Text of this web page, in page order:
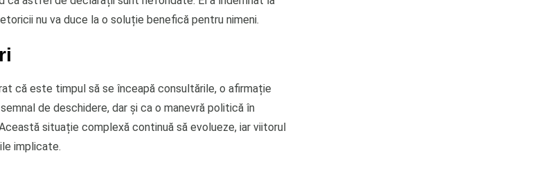
nu va duce la o soluție benefică pentru nimeni.
că este timpul să se înceapă consultările, o afirmație
de deschidere, dar și ca o manevră politică în
situație complexă continuă să evolueze, iar viitorul
implicate.